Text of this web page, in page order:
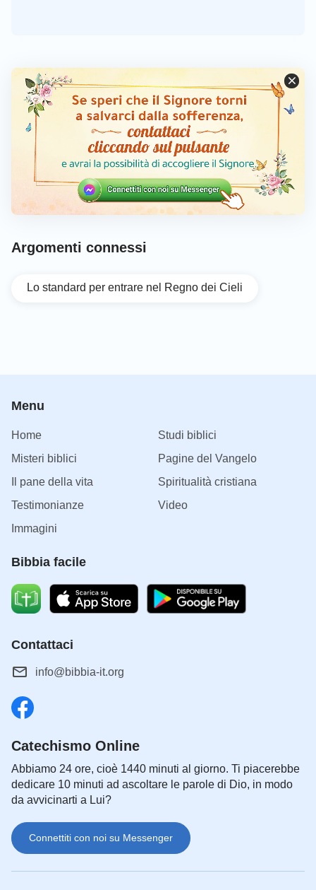
Argomenti connessi
Lo standard per entrare nel Regno dei Cieli
Menu
Home
Studi biblici
Misteri biblici
Pagine del Vangelo
Il pane della vita
Spiritualità cristiana
Testimonianze
Video
Immagini
Bibbia facile
Contattaci
info@bibbia-it.org
Catechismo Online
Abbiamo 24 ore, cioè 1440 minuti al giorno. Ti piacerebbe
dedicare 10 minuti ad ascoltare le parole di Dio, in modo
da avvicinarti a Lui?
Connettiti con noi su Messenger